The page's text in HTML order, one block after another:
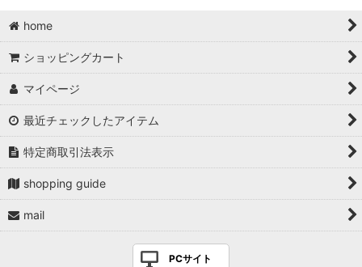
home
ショッピングカート
マイページ
最近チェックしたアイテム
特定商取引法表示
shopping guide
mail
PCサイト